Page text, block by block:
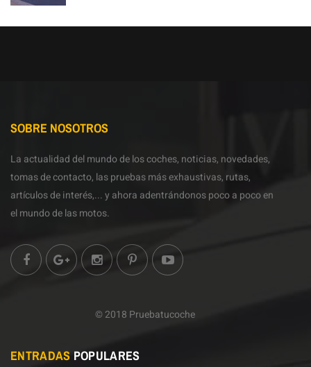
SOBRE NOSOTROS
La actualidad del mundo de los coches, noticias, novedades,
tomas de contacto, las pruebas más exhaustivas, rutas,
artículos de interés,... y ahora adentrándonos poco a poco en
el mundo de las motos.
© 2018 Pruebatucoche
ENTRADAS POPULARES